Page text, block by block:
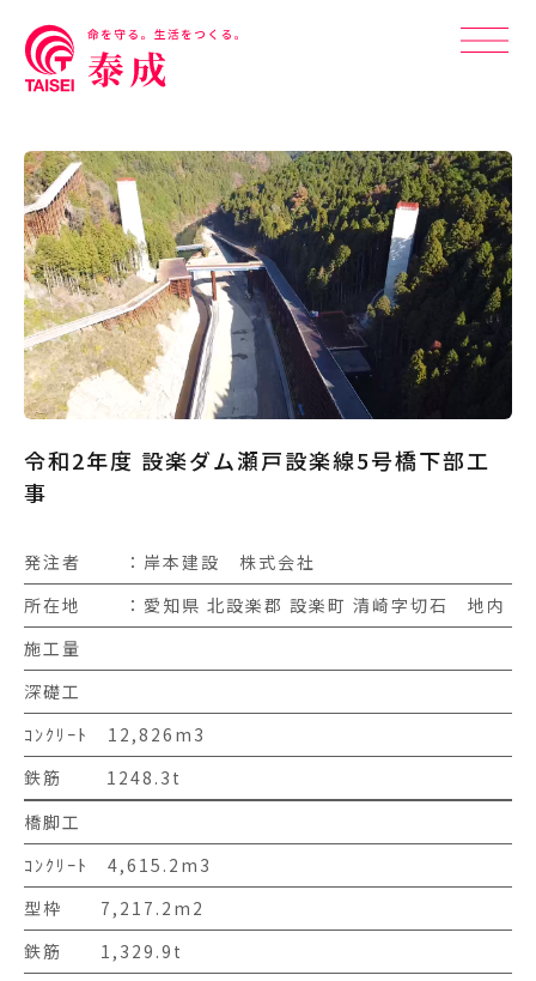
令和2年度 設楽ダム瀬戸設楽線5号橋下部工
事
発注者
岸本建設 株式会社
所在地
愛知県 北設楽郡 設楽町 清崎字切石 地内
施工量
深礎工
ｺﾝｸﾘｰﾄ 12,826m3
鉄筋 1248.3t
橋脚工
ｺﾝｸﾘｰﾄ 4,615.2m3
型枠 7,217.2m2
鉄筋 1,329.9t